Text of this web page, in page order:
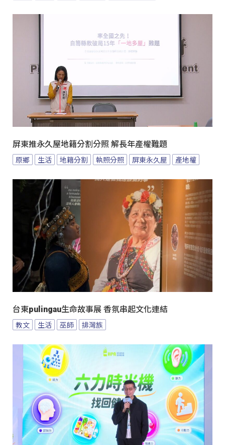
屏東推永久屋地籍分割分照 解長年產權難題
原鄉 生活 地籍分割 執照分照 屏東永久屋 產地權
台東pulingau生命故事展 香氛串起文化連結
教文 生活 巫師 排灣族